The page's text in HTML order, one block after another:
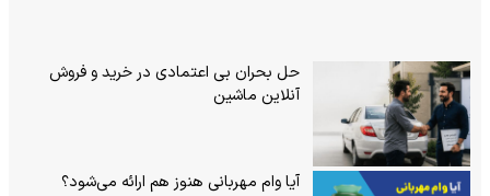
حل بحران بی‌ اعتمادی در خرید و فروش
آنلاین ماشین
آیا وام مهربانی هنوز هم ارائه می‌شود؟